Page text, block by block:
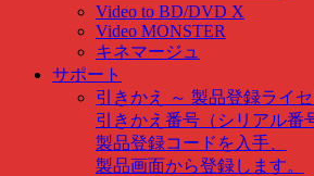
Video to BD/DVD X
Video MONSTER
キネマージュ
サポート
引きかえ ～ 製品登録ライ
引きかえ番号（シリアル番
製品登録コードを入手、
製品画面から登録します。